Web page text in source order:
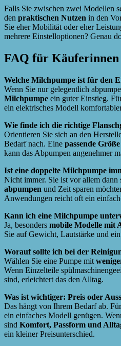
Falls Sie zwischen zwei Modellen
den praktischen Nutzen in den
Sie eher Mobilität oder eher
mehrere Einstelloptionen? Genau
FAQ für
Welche Milchpumpe ist für den
Wenn Sie nur gelegentlich
Milchpumpe ein guter Einstieg.
ein elektrisches Modell
Wie finde ich die richtige
Orientieren Sie sich an den
Bedarf nach. Eine passende Größe
kann das Abpumpen angenehmer
Ist eine doppelte Milchpumpe
Nicht immer. Sie ist vor allem
abpumpen und Zeit sparen
Anwendungen reicht oft ein
Kann ich eine Milchpumpe
Ja, besonders mobile Modelle mit
Sie auf Gewicht, Lautstärke und
Worauf sollte ich bei der
Wählen Sie eine Pumpe mit
Wenn Einzelteile
sind, erleichtert das den Alltag.
Was ist wichtiger: Preis oder
Das hängt von Ihrem Bedarf ab.
ein einfaches Modell genügen.
sind Komfort, Passform und
ein kleiner Preisunterschied.